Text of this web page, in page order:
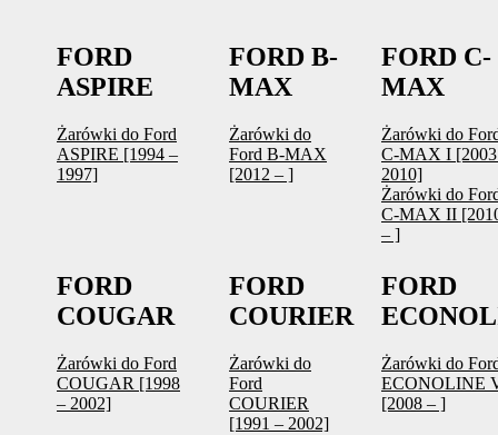
FORD
ASPIRE
Żarówki do Ford
ASPIRE [1994 –
1997]
FORD B-
MAX
Żarówki do
Ford B-MAX
[2012 – ]
FORD C-
MAX
Żarówki do
C-MAX I
2010]
Żarówki do
C-MAX II
– ]
FORD
COUGAR
Żarówki do Ford
COUGAR [1998
– 2002]
FORD
COURIER
Żarówki do
Ford
COURIER
[1991 – 2002]
FORD
Żarówki do
ECONOLINE
[2008 – ]